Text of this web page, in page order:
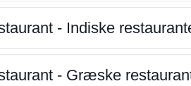
- Indiske
- Græske